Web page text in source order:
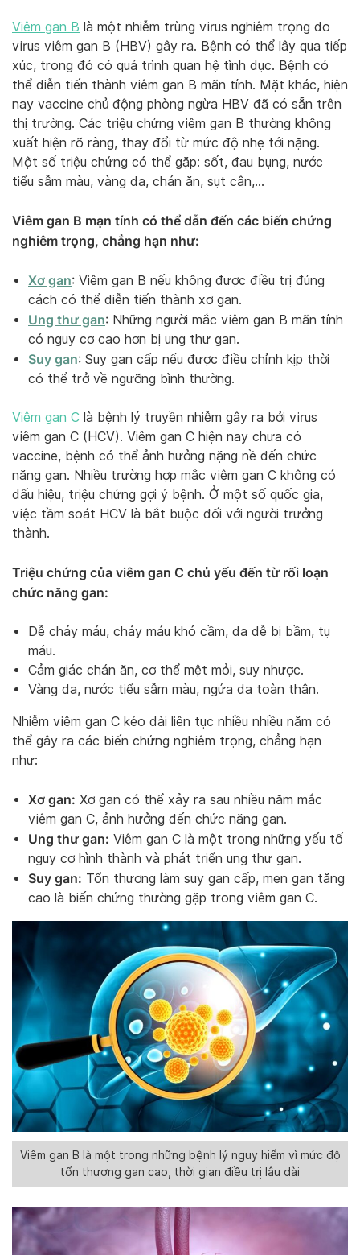
Viêm gan B là một nhiễm trùng virus nghiêm trọng do
virus viêm gan B (HBV) gây ra. Bệnh có thể lây qua tiếp
xúc, trong đó có quá trình quan hệ tình dục. Bệnh có
thể diễn tiến thành viêm gan B mãn tính. Mặt khác, hiện
nay vaccine chủ động phòng ngừa HBV đã có sẵn trên
thị trường. Các triệu chứng viêm gan B thường không
xuất hiện rõ ràng, thay đổi từ mức độ nhẹ tới nặng.
Một số triệu chứng có thể gặp: sốt, đau bụng, nước
tiểu sẫm màu, vàng da, chán ăn, sụt cân,…
Viêm gan B mạn tính có thể dẫn đến các biến chứng
nghiêm trọng, chẳng hạn như:
Xơ gan: Viêm gan B nếu không được điều trị đúng
cách có thể diễn tiến thành xơ gan.
Ung thư gan: Những người mắc viêm gan B mãn tính
có nguy cơ cao hơn bị ung thư gan.
Suy gan: Suy gan cấp nếu được điều chỉnh kịp thời
có thể trở về ngưỡng bình thường.
Viêm gan C là bệnh lý truyền nhiễm gây ra bởi virus
viêm gan C (HCV). Viêm gan C hiện nay chưa có
vaccine, bệnh có thể ảnh hưởng nặng nề đến chức
năng gan. Nhiều trường hợp mắc viêm gan C không có
dấu hiệu, triệu chứng gợi ý bệnh. Ở một số quốc gia,
việc tầm soát HCV là bắt buộc đối với người trưởng
thành.
Triệu chứng của viêm gan C chủ yếu đến từ rối loạn
chức năng gan:
Dễ chảy máu, chảy máu khó cầm, da dễ bị bầm, tụ
máu.
Cảm giác chán ăn, cơ thể mệt mỏi, suy nhược.
Vàng da, nước tiểu sẫm màu, ngứa da toàn thân.
Nhiễm viêm gan C kéo dài liên tục nhiều nhiều năm có
thể gây ra các biến chứng nghiêm trọng, chẳng hạn
như:
Xơ gan: Xơ gan có thể xảy ra sau nhiều năm mắc
viêm gan C, ảnh hưởng đến chức năng gan.
Ung thư gan: Viêm gan C là một trong những yếu tố
nguy cơ hình thành và phát triển ung thư gan.
Suy gan: Tổn thương làm suy gan cấp, men gan tăng
cao là biến chứng thường gặp trong viêm gan C.
Viêm gan B là một trong những bệnh lý nguy hiểm vì mức độ
tổn thương gan cao, thời gian điều trị lâu dài